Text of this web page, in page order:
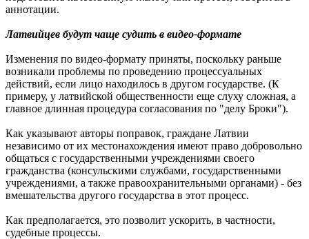
аннотации.
Латвийцев будут чаще судить в видео-формате
Изменения по видео-формату приняты, поскольку раньше
возникали проблемы по проведению процессуальных
действий, если лицо находилось в другом государстве. (К
примеру, у латвийской общественности еще слуху сложная, а
главное длинная процедура согласования по "делу Броки").
Как указывают авторы поправок, граждане Латвии
независимо от их местонахождения имеют право добровольно
общаться с государственными учреждениями своего
гражданства (консульскими службами, государственными
учреждениями, а также правоохранительными органами) - без
вмешательства другого государства в этот процесс.
Как предполагается, это позволит ускорить, в частности,
судебные процессы.